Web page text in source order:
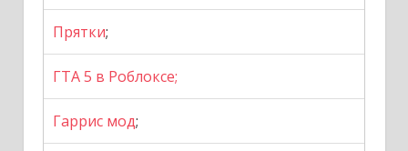
Прятки;
ГТА 5 в Роблоксе;
Гаррис мод;